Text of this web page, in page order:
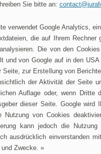
Sie bitte an:
verwendet Google Analytics,
die auf Ihrem
Die von den
und von Google auf in den
Seite, zur Erstellung von
der Aktivität der Seite
Auflage oder, wenn
dieser Seite. Google
Nutzung von Cookies
kann jedoch die
ausdrücklich einverstanden
und Zwecke. »